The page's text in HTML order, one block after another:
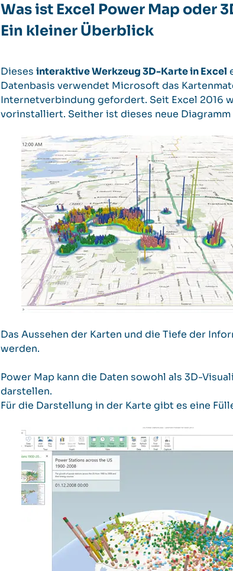
Was ist Excel Power Map oder
Ein kleiner Überblick
Dieses interaktive Werkzeug 3D-Karte in Excel
Datenbasis verwendet Microsoft das
Internetverbindung gefordert. Seit Excel 2016
vorinstalliert. Seither ist dieses neue
Das Aussehen der Karten und die Tiefe der
werden.
Power Map kann die Daten sowohl als 3D-
darstellen.
Für die Darstellung in der Karte gibt es eine